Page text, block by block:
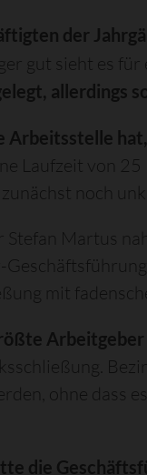
der
gut sieht es für
allerdings
Arbeitsstelle
Laufzeit von
noch
Martus
mit
ohne dass
die